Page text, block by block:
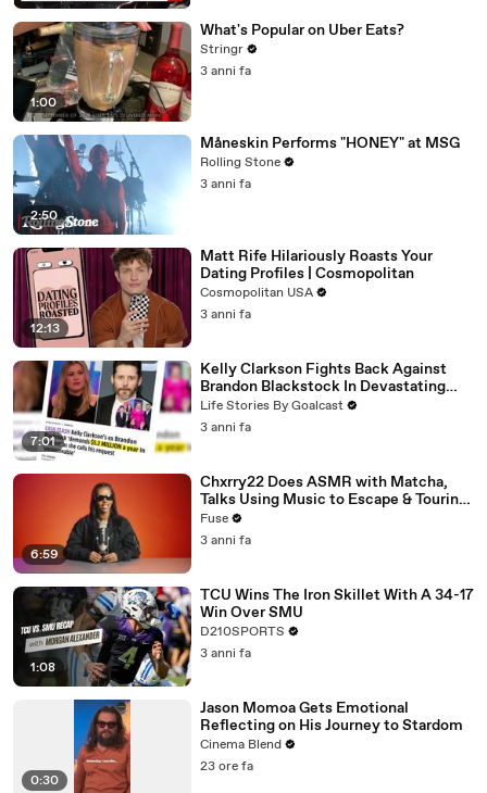
1:00
What's Popular on Uber Eats?
Stringr
3 anni fa
2:50
Måneskin Performs "HONEY" at MSG
Rolling Stone
3 anni fa
12:13
Matt Rife Hilariously Roasts Your
Dating Profiles | Cosmopolitan
Cosmopolitan USA
3 anni fa
7:01
Kelly Clarkson Fights Back Against
Brandon Blackstock In Devastating
Divorce Battle
Life Stories By Goalcast
3 anni fa
6:59
Chxrry22 Does ASMR with Matcha,
Talks Using Music to Escape & Touring
with The Weeknd
Fuse
3 anni fa
1:08
TCU Wins The Iron Skillet With A 34-17
Win Over SMU
D210SPORTS
3 anni fa
0:30
Jason Momoa Gets Emotional
Reflecting on His Journey to Stardom
Cinema Blend
23 ore fa